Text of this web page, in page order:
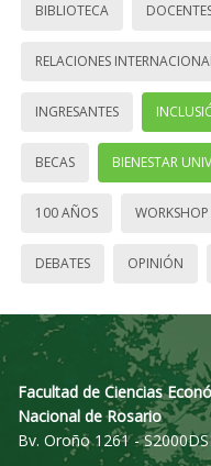
BIBLIOTECA
RELACIONES
INGRESANTES
BECAS BIENESTAR
100 AÑOS WORKSHOP
DEBATES OPINIÓN
Facultad de Ciencias
Nacional de Rosario
Bv. Oroño 1261 -